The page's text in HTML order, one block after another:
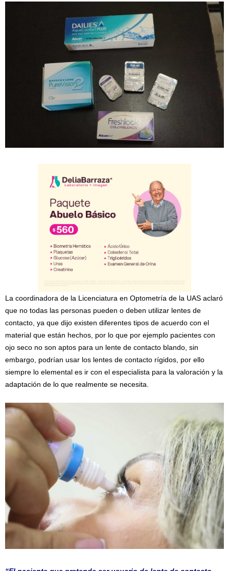
La coordinadora de la Licenciatura en Optometría de la UAS aclaró
que no todas las personas pueden o deben utilizar lentes de
contacto, ya que dijo existen diferentes tipos de acuerdo con el
material que están hechos, por lo que por ejemplo pacientes con
ojo seco no son aptos para un lente de contacto blando, sin
embargo, podrían usar los lentes de contacto rígidos, por ello
siempre lo elemental es ir con el especialista para la valoración y la
adaptación de lo que realmente se necesita.